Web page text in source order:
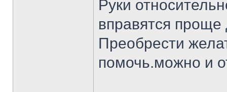
Руки
вправятся
Преобрести
помочь.можно и